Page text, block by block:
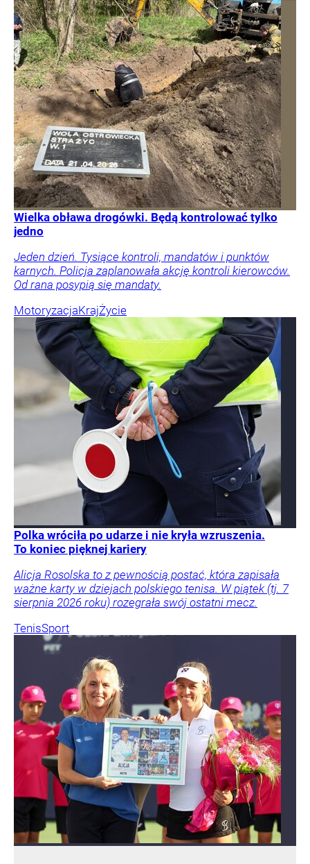
Wielka obława drogówki. Będą kontrolować tylko
jedno
Jeden dzień. Tysiące kontroli, mandatów i punktów
karnych. Policja zaplanowała akcję kontroli kierowców.
Od rana posypią się mandaty.
MotoryzacjaKrajŻycie
Polka wróciła po udarze i nie kryła wzruszenia.
To koniec pięknej kariery
Alicja Rosolska to z pewnością postać, która zapisała
ważne karty w dziejach polskiego tenisa. W piątek (tj. 7
sierpnia 2026 roku) rozegrała swój ostatni mecz.
TenisSport